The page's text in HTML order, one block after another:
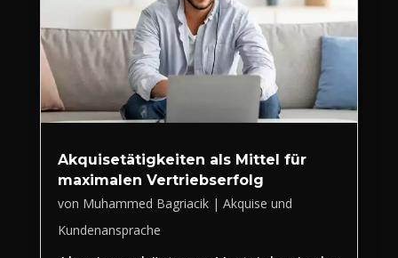
Akquisetätigkeiten als Mittel für
maximalen Vertriebserfolg
von Muhammed Bagriacik| Akquise und
Kundenansprache